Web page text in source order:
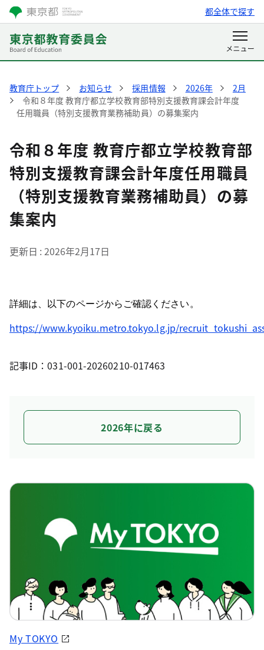
都全体で探す
教育庁トップ お知らせ 採用情報 2026年
2月
令和８年度 教育庁都立学校教育部特別支援教育課会計年度
任用職員（特別支援教育業務補助員）の募集案内
令和８年度 教育庁都立学校教育部
特別支援教育課会計年度任用職員
（特別支援教育業務補助員）の募
集案内
更新日 2026年2月17日
詳細は、以下のページからご確認ください。
https://www.kyoiku.metro.tokyo.lg.jp/
記事ID：031-001-20260210-017463
2026年に戻る
My TOKYO